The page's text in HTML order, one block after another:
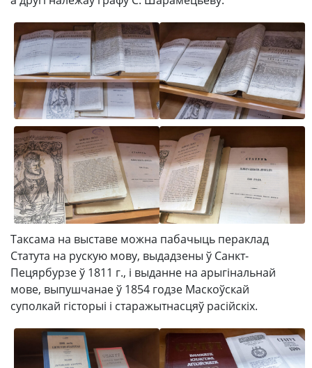
Таксама на выставе можна пабачыць пераклад
Статута на рускую мову, выдадзены ў Санкт-
Пецярбурзе ў 1811 г., і выданне на арыгінальнай
мове, выпушчанае ў 1854 годзе Маскоўскай
суполкай гісторыі і старажытнасцяў расійскіх.